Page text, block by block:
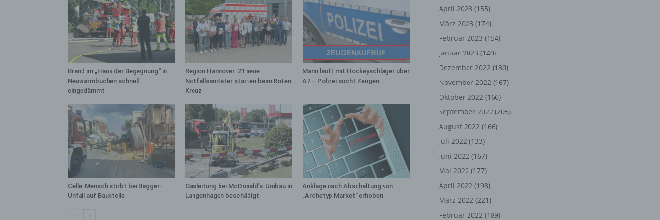
Brand im „Haus der Begegnung“ in
Neuwarmbüchen schnell
eingedämmt
Region Hannover: 21 neue
Notfallsanitäter starten beim Roten
Kreuz
Mann läuft mit Hockeyschläger über
A7 – Polizei sucht Zeugen
Celle: Mensch stirbt bei Bagger-
Unfall auf Baustelle
Gasleitung bei McDonald’s-Umbau in
Langenhagen beschädigt
Anklage nach Abschaltung von
„Archetyp Market“ erhoben
April 2023 (155)
März 2023 (174)
Februar 2023 (154)
Januar 2023 (140)
Dezember 2022 (130)
November 2022 (167)
Oktober 2022 (166)
September 2022 (205)
August 2022 (166)
Juli 2022 (133)
Juni 2022 (167)
Mai 2022 (177)
April 2022 (198)
März 2022 (221)
Februar 2022 (189)
beziehen, zu bewerten, insbesondere, um Aspekte bezüglich Arbeitsleistung,
wirtschaftlicher Lage, Gesundheit, persönlicher Vorlieben, Interessen,
Zuverlässigkeit, Verhalten, Aufenthaltsort oder Ortswechsel dieser natürlichen
Person zu analysieren oder vorherzusagen.
f) Pseudonymisierung
Pseudonymisierung ist die Verarbeitung personenbezogener Daten in einer
Weise, auf welche die personenbezogenen Daten ohne Hinzuziehung
zugeordnet werden können, sofern diese zusätzlichen Informationen gesondert
aufbewahrt werden und technischen und organisatorischen Maßnahmen
unterliegen, die gewährleisten, dass die personenbezogenen Daten nicht einer
identifizierten oder identifizierbaren natürlichen Person zugewiesen werden.
g) Verantwortlicher oder für die Verarbeitung
Verantwortlicher
Verantwortlicher oder für die Verarbeitung Verantwortlicher ist die natürliche
oder juristische Person, Behörde, Einrichtung oder andere Stelle, die allein oder
gemeinsam mit anderen über die Zwecke und Mittel der Verarbeitung von